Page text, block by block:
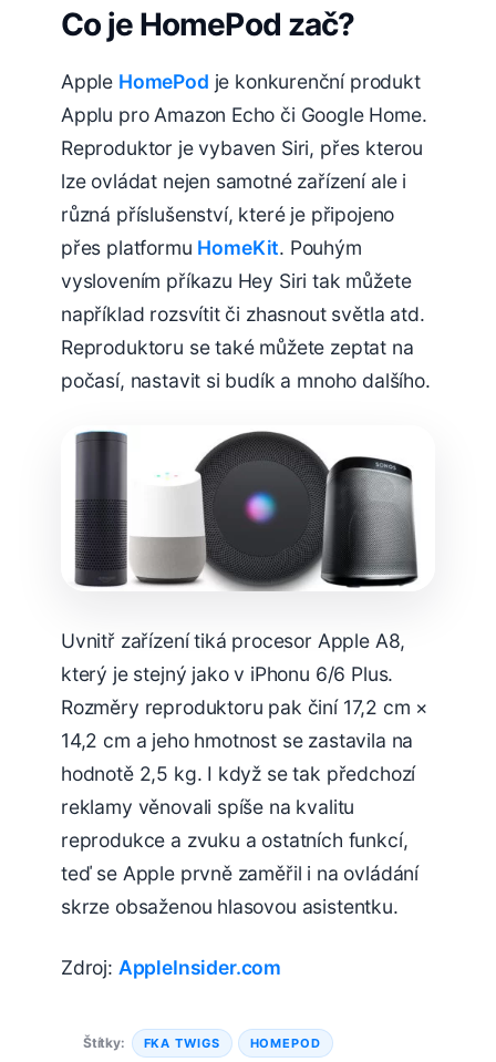
Co je HomePod zač?
Apple HomePod je konkurenční produkt
Applu pro Amazon Echo či Google Home.
Reproduktor je vybaven Siri, přes kterou
lze ovládat nejen samotné zařízení ale i
různá příslušenství, které je připojeno
přes platformu HomeKit. Pouhým
vyslovením příkazu Hey Siri tak můžete
například rozsvítit či zhasnout světla atd.
Reproduktoru se také můžete zeptat na
počasí, nastavit si budík a mnoho dalšího.
Uvnitř zařízení tiká procesor Apple A8,
který je stejný jako v iPhonu 6/6 Plus.
Rozměry reproduktoru pak činí 17,2 cm ×
14,2 cm a jeho hmotnost se zastavila na
hodnotě 2,5 kg. I když se tak předchozí
reklamy věnovali spíše na kvalitu
reprodukce a zvuku a ostatních funkcí,
teď se Apple prvně zaměřil i na ovládání
skrze obsaženou hlasovou asistentku.
Zdroj: AppleInsider.com
Štítky: FKA TWIGS HOMEPOD